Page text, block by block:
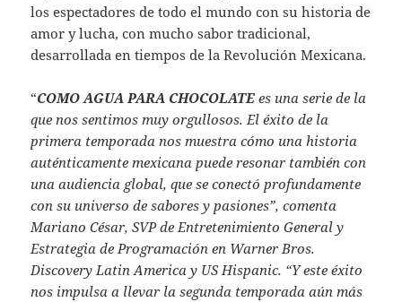
los espectadores de todo el mundo con su historia de
amor y lucha, con mucho sabor tradicional,
desarrollada en tiempos de la Revolución Mexicana.
“COMO AGUA PARA CHOCOLATE es una serie de la
que nos sentimos muy orgullosos. El éxito de la
primera temporada nos muestra cómo una historia
auténticamente mexicana puede resonar también con
una audiencia global, que se conectó profundamente
con su universo de sabores y pasiones”, comenta
Mariano César, SVP de Entretenimiento General y
Estrategia de Programación en Warner Bros.
Discovery Latin America y US Hispanic. “Y este éxito
nos impulsa a llevar la segunda temporada aún más